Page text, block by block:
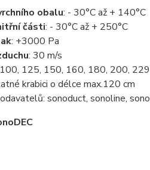
obalu: - 30°C až + 140°C
části: - 30°C až + 250°C
: +3000 Pa
: 30 m/s
125, 150, 160, 180, 200,
krabici o délce max.120 cm
sonoduct, sonoline,